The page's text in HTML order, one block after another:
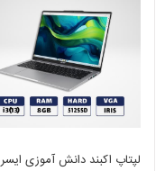
لپتاپ اکبند دانش آموزی ایسر